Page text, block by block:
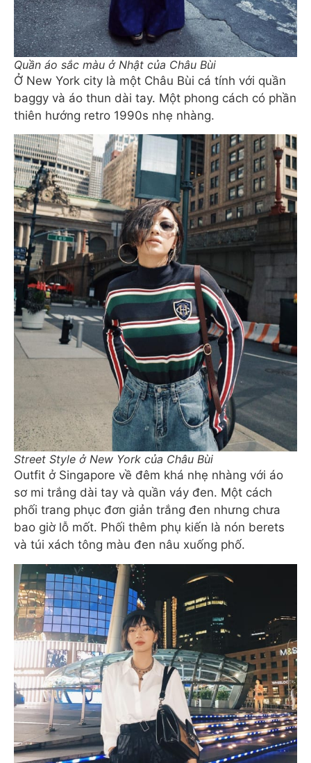
Quần áo sắc màu ở Nhật của Châu Bùi
Ở New York city là một Châu Bùi cá tính với quần
baggy và áo thun dài tay. Một phong cách có phần
thiên hướng retro 1990s nhẹ nhàng.
Street Style ở New York của Châu Bùi
Outfit ở Singapore về đêm khá nhẹ nhàng với áo
sơ mi trắng dài tay và quần váy đen. Một cách
phối trang phục đơn giản trắng đen nhưng chưa
bao giờ lỗ mốt. Phối thêm phụ kiến là nón berets
và túi xách tông màu đen nâu xuống phố.